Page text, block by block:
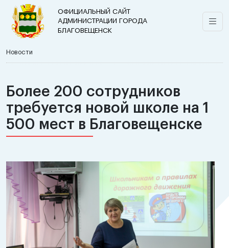
ОФИЦИАЛЬНЫЙ САЙТ
АДМИНИСТРАЦИИ ГОРОДА
БЛАГОВЕЩЕНСК
Новости
Более 200 сотрудников
требуется новой школе на 1
500 мест в Благовещенске